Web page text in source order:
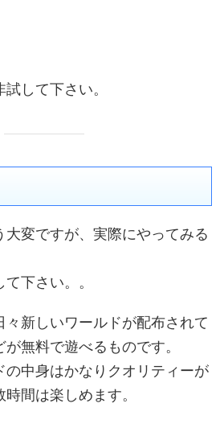
して下さい。
変ですが、実際にやってみる
下さい。。
々新しいワールドが配布されて
無料で遊べるものです。
の中身はかなりクオリティーが
間は楽しめます。